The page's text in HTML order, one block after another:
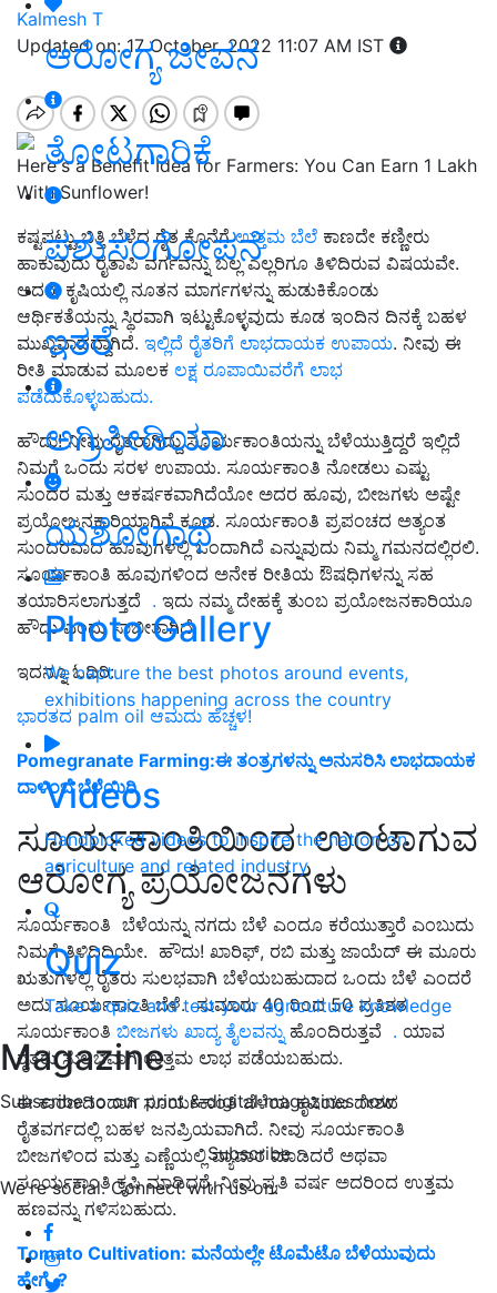
ಆರೋಗ್ಯ ಜೀವನ
ತೋಟಗಾರಿಕೆ
ಪಶುಸಂಗೋಪನೆ
ಇತರೆ
ಅಗ್ರಿಪೀಡಿಯಾ
ಯಶೋಗಾಥೆ
Photo Gallery
We capture the best photos around events,
exhibitions happening across the country
Videos
Handpicked videos to inspire the nation on
agriculture and related industry
Quiz
Take a quiz and test your agriculture knowledge
Magazine
Subscribe to our print & digital magazines now
Subscribe
We're social. Connect with us on:
Kalmesh T
Updated on: 17 October, 2022 11:07 AM IST
Here's a Benefit Idea for Farmers: You Can Earn 1 Lakh
With Sunflower!
ಕಷ್ಟಪಟ್ಟು ಬಿತ್ತಿ ಬೆಳೆದ ರೈತ ಕೊನೆಗೆಉತ್ತಮ ಬೆಲೆ ಕಾಣದೇ ಕಣ್ಣೀರು
ಹಾಕುವುದು ರೈತಾಪಿ ವರ್ಗವನ್ನು ಬಲ್ಲ ಎಲ್ಲರಿಗೂ ತಿಳಿದಿರುವ ವಿಷಯವೇ.
ಆದರೆ, ಕೃಷಿಯಲ್ಲಿ ನೂತನ ಮಾರ್ಗಗಳನ್ನು ಹುಡುಕಿಕೊಂಡು
ಆರ್ಥಿಕತೆಯನ್ನು ಸ್ಥಿರವಾಗಿ ಇಟ್ಟುಕೊಳ್ಳವುದು ಕೂಡ ಇಂದಿನ ದಿನಕ್ಕೆ ಬಹಳ
ಮುಖ್ಯವಾದದ್ದಾಗಿದೆ. ಇಲ್ಲಿದೆ ರೈತರಿಗೆ ಲಾಭದಾಯಕ ಉಪಾಯ. ನೀವು ಈ
ರೀತಿ ಮಾಡುವ ಮೂಲಕ ಲಕ್ಷ ರೂಪಾಯಿವರೆಗೆ ಲಾಭ
ಪಡೆದುಕೊಳ್ಳಬಹುದು.
ಹೌದು! ನೀವು ರೈತರಾಗಿದ್ದು ಸೂರ್ಯಕಾಂತಿಯನ್ನು ಬೆಳೆಯುತ್ತಿದ್ದರೆ ಇಲ್ಲಿದೆ
ನಿಮಗೆ ಒಂದು ಸರಳ ಉಪಾಯ. ಸೂರ್ಯಕಾಂತಿ ನೋಡಲು ಎಷ್ಟು
ಸುಂದರ ಮತ್ತು ಆಕರ್ಷಕವಾಗಿದೆಯೋ ಅದರ ಹೂವು, ಬೀಜಗಳು ಅಷ್ಟೇ
ಪ್ರಯೋಜನಕಾರಿಯಾಗಿವೆ ಕೂಡ. ಸೂರ್ಯಕಾಂತಿ ಪ್ರಪಂಚದ ಅತ್ಯಂತ
ಸುಂದರವಾದ ಹೂವುಗಳಲ್ಲಿ ಒಂದಾಗಿದೆ ಎನ್ನುವುದು ನಿಮ್ಮ ಗಮನದಲ್ಲಿರಲಿ.
ಸೂರ್ಯಕಾಂತಿ ಹೂವುಗಳಿಂದ ಅನೇಕ ರೀತಿಯ ಔಷಧಿಗಳನ್ನು ಸಹ
ತಯಾರಿಸಲಾಗುತ್ತದೆ . ಇದು ನಮ್ಮ ದೇಹಕ್ಕೆ ತುಂಬ ಪ್ರಯೋಜನಕಾರಿಯೂ
ಹೌದು ಎಂದು ಸಾಬೀತಾಗಿದೆ.
ಇದನ್ನೂ ಓದಿರಿ:
ಭಾರತದ palm oil ಆಮದು ಹೆಚ್ಚಳ!
Pomegranate Farming:ಈ ತಂತ್ರಗಳನ್ನು ಅನುಸರಿಸಿ ಲಾಭದಾಯಕ
ದಾಳಿಂಬೆ ಬೆಳೆಯಿರಿ
ಸೂರ್ಯಕಾಂತಿಯಿಂದ ಉಂಟಾಗುವ
ಆರೋಗ್ಯ ಪ್ರಯೋಜನಗಳು
ಸೂರ್ಯಕಾಂತಿ ಬೆಳೆಯನ್ನು ನಗದು ಬೆಳೆ ಎಂದೂ ಕರೆಯುತ್ತಾರೆ ಎಂಬುದು
ನಿಮಗೆ ತಿಳಿದಿದಿಯೇ. ಹೌದು! ಖಾರಿಫ್, ರಬಿ ಮತ್ತು ಜಾಯೆದ್ ಈ ಮೂರು
ಋತುಗಳಲ್ಲಿ ರೈತರು ಸುಲಭವಾಗಿ ಬೆಳೆಯಬಹುದಾದ ಒಂದು ಬೆಳೆ ಎಂದರೆ
ಅದು ಸೂರ್ಯಕಾಂತಿ ಬೆಳೆ. ಸುಮಾರು 40 ರಿಂದ 50 ಪ್ರತಿಶತ
ಸೂರ್ಯಕಾಂತಿ ಬೀಜಗಳು ಖಾದ್ಯ ತೈಲವನ್ನುಹೊಂದಿರುತ್ತವೆ . ಯಾವ
ರೈತರು ಸುಲಭವಾಗಿ ಉತ್ತಮ ಲಾಭ ಪಡೆಯಬಹುದು.
ಈ ಕಾರಣದಿಂದಾಗಿ ಸೂರ್ಯಕಾಂತಿ ಬೆಳೆಯ ಕೃಷಿಯು ದೇಶದ
ರೈತವರ್ಗದಲ್ಲಿ ಬಹಳ ಜನಪ್ರಿಯವಾಗಿದೆ. ನೀವು ಸೂರ್ಯಕಾಂತಿ
ಬೀಜಗಳಿಂದ ಮತ್ತು ಎಣ್ಣೆಯಲ್ಲಿ ವ್ಯಾಪಾರ ಮಾಡಿದರೆ ಅಥವಾ
ಸೂರ್ಯಕಾಂತಿ ಕೃಷಿ ಮಾಡಿದರೆ, ನೀವು ಪ್ರತಿ ವರ್ಷ ಅದರಿಂದ ಉತ್ತಮ
ಹಣವನ್ನು ಗಳಿಸಬಹುದು.
Tomato Cultivation: ಮನೆಯಲ್ಲೇ ಟೊಮೆಟೊ ಬೆಳೆಯುವುದು
ಹೇಗೆ..?